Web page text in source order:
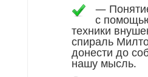
—
с
техники
спираль
донести до
нашу мысль.